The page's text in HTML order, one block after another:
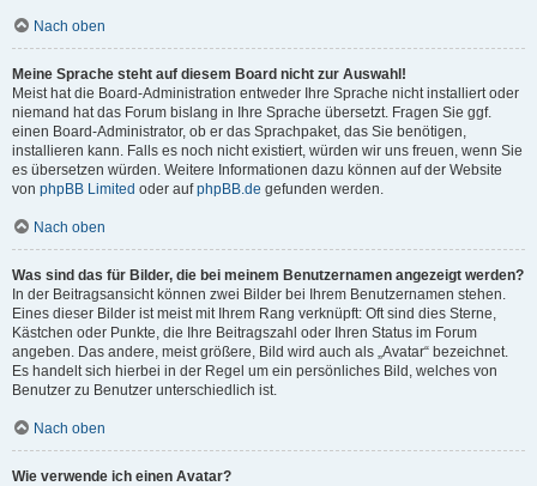
Nach oben
Meine Sprache steht auf diesem Board nicht zur Auswahl!
Meist hat die Board-Administration entweder Ihre Sprache nicht installiert oder
niemand hat das Forum bislang in Ihre Sprache übersetzt. Fragen Sie ggf.
einen Board-Administrator, ob er das Sprachpaket, das Sie benötigen,
installieren kann. Falls es noch nicht existiert, würden wir uns freuen, wenn Sie
es übersetzen würden. Weitere Informationen dazu können auf der Website
von phpBB Limited oder aufphpBB.de gefunden werden.
Nach oben
Was sind das für Bilder, die bei meinem Benutzernamen angezeigt werden?
In der Beitragsansicht können zwei Bilder bei Ihrem Benutzernamen stehen.
Eines dieser Bilder ist meist mit Ihrem Rang verknüpft: Oft sind dies Sterne,
Kästchen oder Punkte, die Ihre Beitragszahl oder Ihren Status im Forum
angeben. Das andere, meist größere, Bild wird auch als „Avatar“ bezeichnet.
Es handelt sich hierbei in der Regel um ein persönliches Bild, welches von
Benutzer zu Benutzer unterschiedlich ist.
Nach oben
Wie verwende ich einen Avatar?